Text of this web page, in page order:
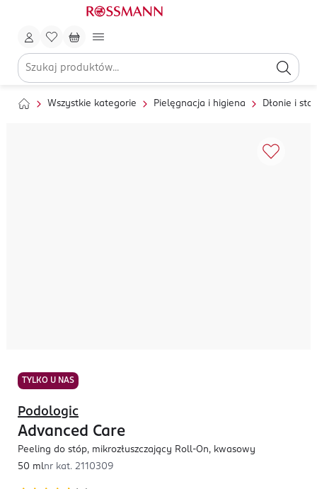
Wszystkie kategorie Pielęgnacja i higiena Dłonie i
TYLKO U NAS
Podologic
Advanced Care
Peeling do stóp, mikrozłuszczający Roll-On, kwasowy
50 mlnr kat. 2110309